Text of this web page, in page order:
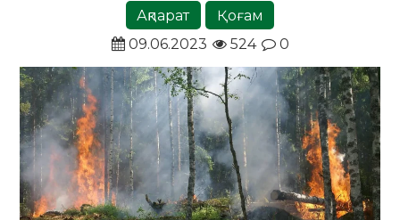
Ақпарат
Қоғам
09.06.2023
524 0